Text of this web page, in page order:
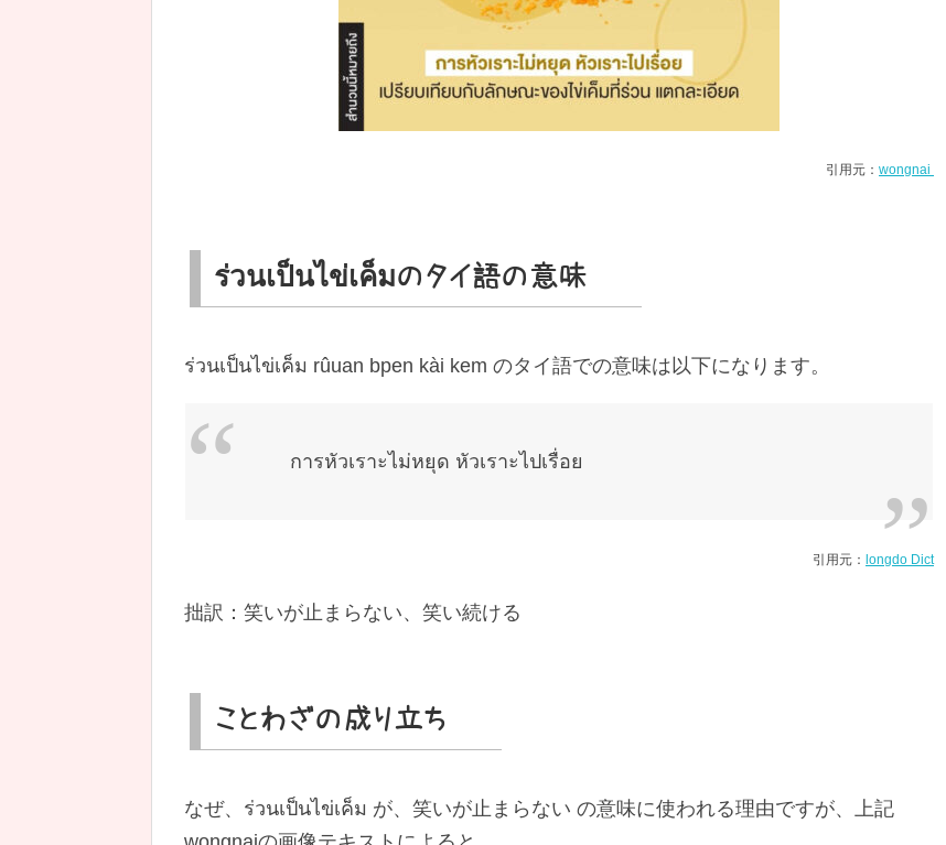
引用元： wongnai
ร่วนเป็นไข่เค็มのタイ語の意味
ร่วนเป็นไข่เค็ม rûuan bpen kài kem のタイ語での意味は以下になります。
การหัวเราะไม่หยุด หัวเราะไปเรื่อย
引用元： longdo Dict
拙訳：笑いが止まらない、笑い続ける
ことわざの成り立ち
なぜ、ร่วนเป็นไข่เค็ม が、笑いが止まらない の意味に使われる理由ですが、上記